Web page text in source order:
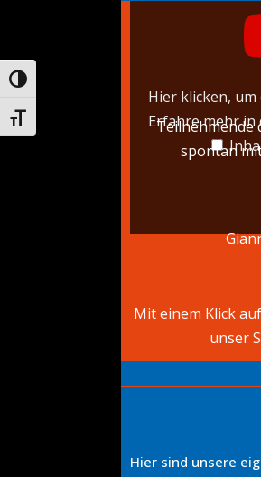
Umschalten auf hohe Kontraste
Schrift vergrößern
Hier klicken,
Erfahre mehr
Teilnehmende
spontan
Mit einem Klick
unser
Hier sind unsere